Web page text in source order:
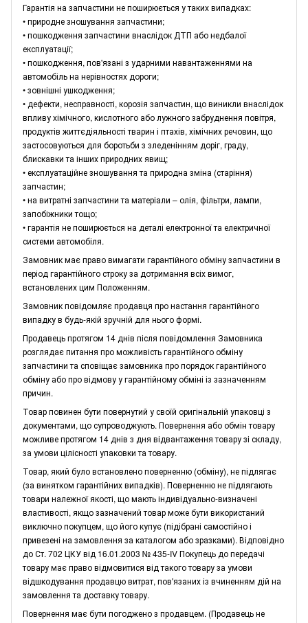
Гарантія на запчастини не поширюється у таких випадках:
• природне зношування запчастини;
• пошкодження запчастини внаслідок ДТП або недбалої
експлуатації;
• пошкодження, пов'язані з ударними навантаженнями на
автомобіль на нерівностях дороги;
• зовнішні ушкодження;
• дефекти, несправності, корозія запчастин, що виникли внаслідок
впливу хімічного, кислотного або лужного забруднення повітря,
продуктів життєдіяльності тварин і птахів, хімічних речовин, що
застосовуються для боротьби з зледенінням доріг, граду,
блискавки та інших природних явищ;
• експлуатаційне зношування та природна зміна (старіння)
запчастин;
• на витратні запчастини та матеріали – олія, фільтри, лампи,
запобіжники тощо;
• гарантія не поширюється на деталі електронної та електричної
системи автомобіля.
Замовник має право вимагати гарантійного обміну запчастини в
період гарантійного строку за дотримання всіх вимог,
встановлених цим Положенням.
Замовник повідомляє продавця про настання гарантійного
випадку в будь-якій зручній для нього формі.
Продавець протягом 14 днів після повідомлення Замовника
розглядає питання про можливість гарантійного обміну
запчастини та сповіщає замовника про порядок гарантійного
обміну або про відмову у гарантійному обміні із зазначенням
причин.
Товар повинен бути повернутий у своїй оригінальній упаковці з
документами, що супроводжують. Повернення або обмін товару
можливе протягом 14 днів з дня відвантаження товару зі складу,
за умови цілісності упаковки та товару.
Товар, який було встановлено поверненню (обміну), не підлягає
(за винятком гарантійних випадків). Поверненню не підлягають
товари належної якості, що мають індивідуально-визначені
властивості, якщо зазначений товар може бути використаний
виключно покупцем, що його купує (підібрані самостійно і
привезені на замовлення за каталогом або зразками). Відповідно
до Ст. 702 ЦКУ від 16.01.2003 № 435-IV Покупець до передачі
товару має право відмовитися від такого товару за умови
відшкодування продавцю витрат, пов'язаних із вчиненням дій на
замовлення та доставку товару.
Повернення має бути погоджено з продавцем. (Продавець не